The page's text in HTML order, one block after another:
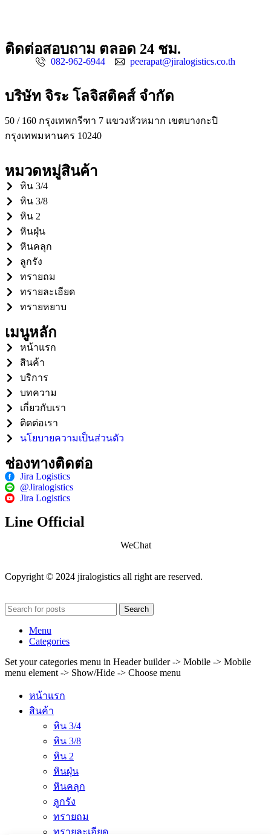
ติดต่อสอบถาม ตลอด 24 ชม.
082-962-6944 peerapat@jiralogistics.co.th
บริษัท จิระ โลจิสติคส์ จำกัด
50 / 160 กรุงเทพกรีฑา 7 แขวงหัวหมาก เขตบางกะปิ
กรุงเทพมหานคร 10240
หมวดหมู่สินค้า
หิน 3/4
หิน 3/8
หิน 2
หินฝุ่น
หินคลุก
ลูกรัง
ทรายถม
ทรายละเอียด
ทรายหยาบ
เมนูหลัก
หน้าแรก
สินค้า
บริการ
บทความ
เกี่ยวกับเรา
ติดต่อเรา
นโยบายความเป็นส่วนตัว
ช่องทางติดต่อ
Jira Logistics
@Jiralogistics
Jira Logistics
Line Official
WeChat
Copyright © 2024 jiralogistics all right are reserved.
Search
Menu
Categories
Set your categories menu in Header builder -> Mobile -> Mobile
menu element -> Show/Hide -> Choose menu
หน้าแรก
สินค้า
หิน 3/4
หิน 3/8
หิน 2
หินฝุ่น
หินคลุก
ลูกรัง
ทรายถม
ทรายละเอียด